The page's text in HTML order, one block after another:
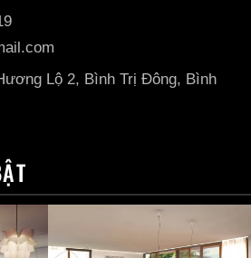
Lộ 2, Bình Trị Đông, Bình